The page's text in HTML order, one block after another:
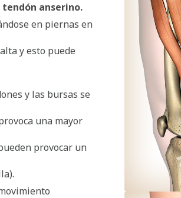
anserino.
en piernas en
y esto puede
y las bursas se
una mayor
provocar un